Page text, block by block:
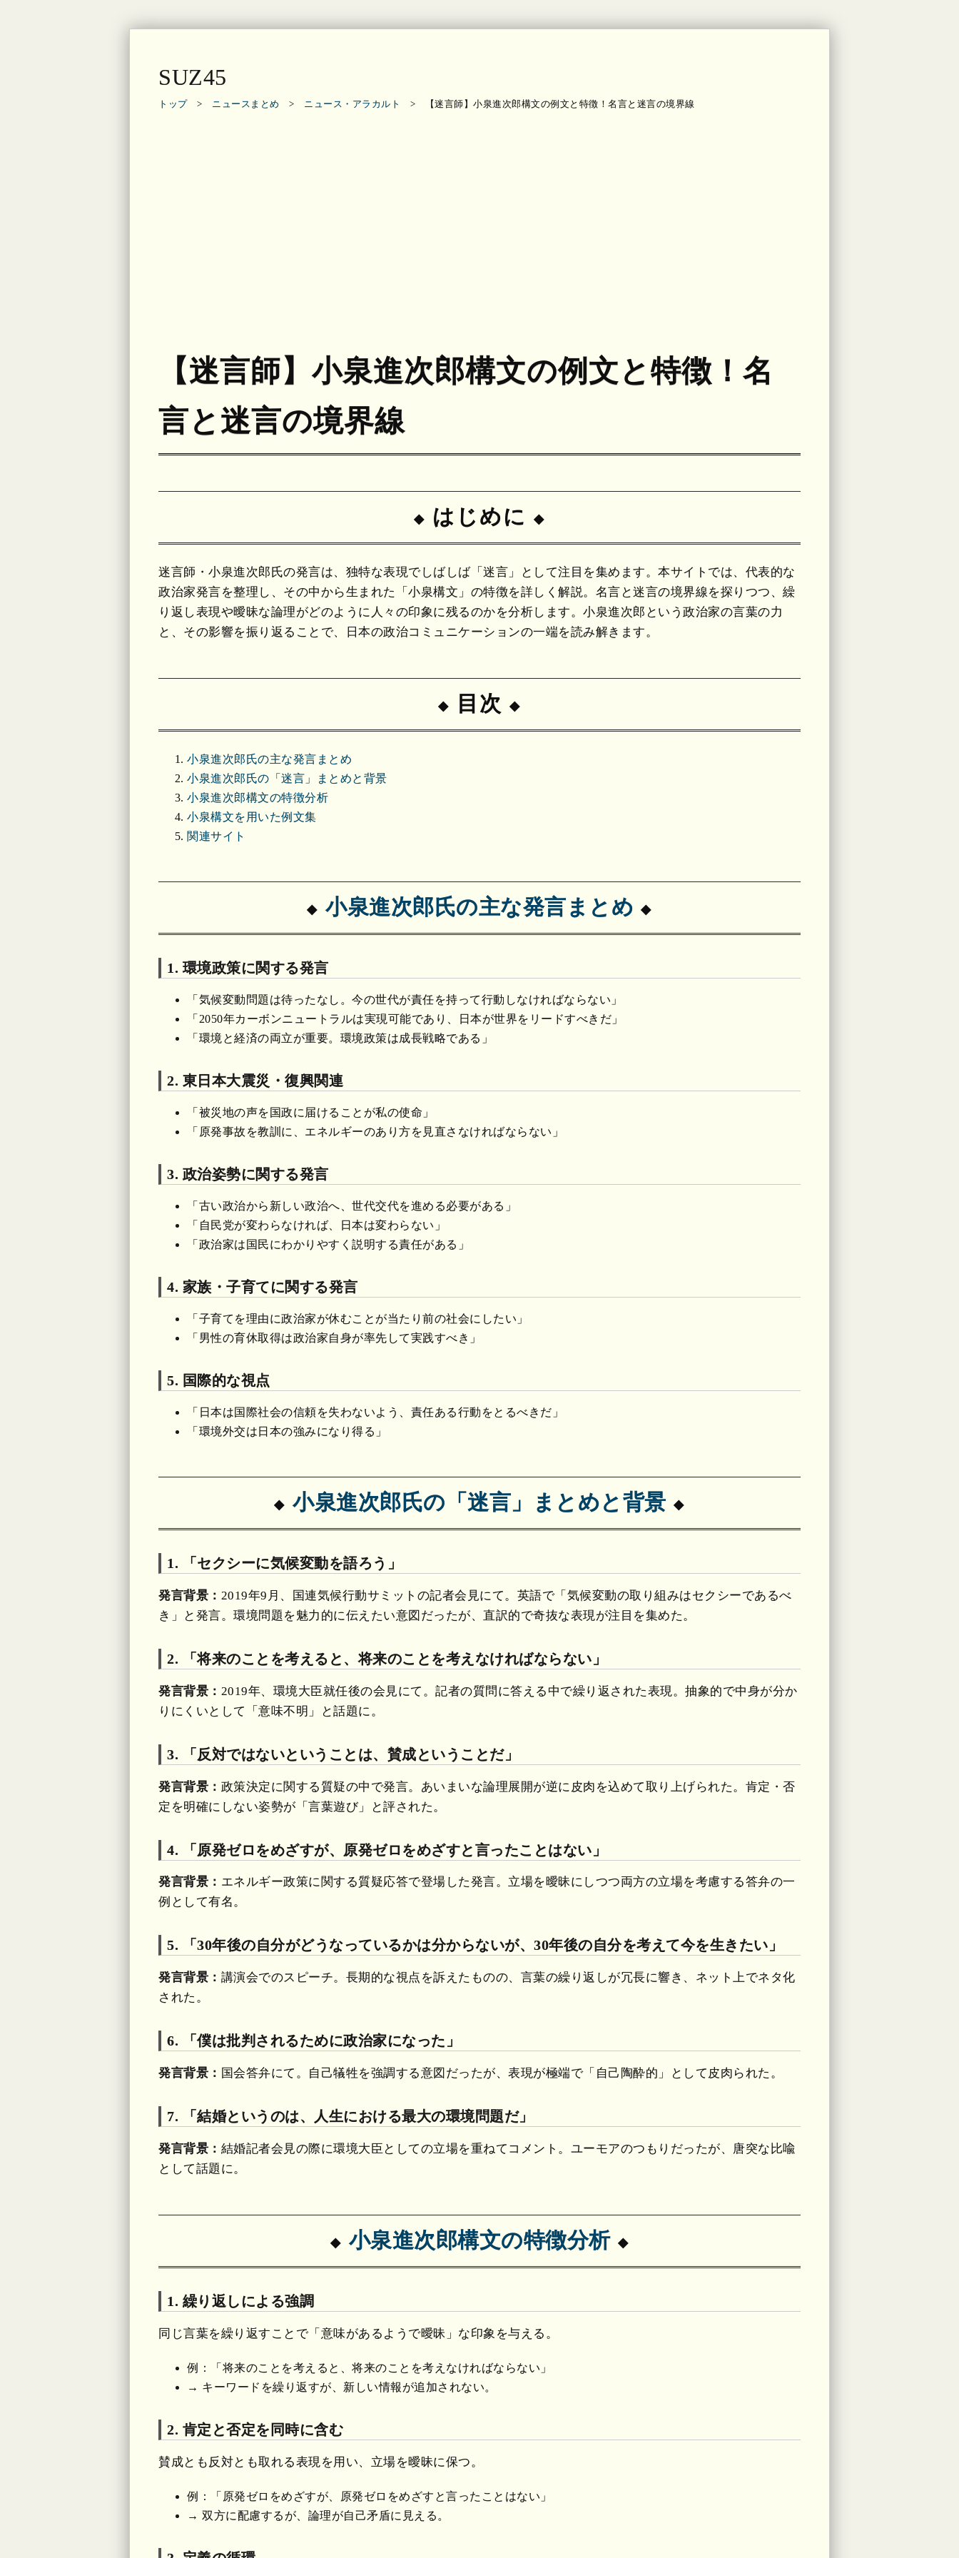
SUZ45
トップ> ニュースまとめ > ニュース・アラカルト > 【迷言師】小泉進次郎構文の例文と特徴！名言と迷言の境界線
【迷言師】小泉進次郎構文の例文と特徴！名
言と迷言の境界線
はじめに
迷言師・小泉進次郎氏の発言は、独特な表現でしばしば「迷言」として注目を集めます。本サイトでは、代表的な
政治家発言を整理し、その中から生まれた「小泉構文」の特徴を詳しく解説。名言と迷言の境界線を探りつつ、繰
り返し表現や曖昧な論理がどのように人々の印象に残るのかを分析します。小泉進次郎という政治家の言葉の力
と、その影響を振り返ることで、日本の政治コミュニケーションの一端を読み解きます。
目次
小泉進次郎氏の主な発言まとめ
小泉進次郎氏の「迷言」まとめと背景
小泉進次郎構文の特徴分析
小泉構文を用いた例文集
関連サイト
小泉進次郎氏の主な発言まとめ
1. 環境政策に関する発言
「気候変動問題は待ったなし。今の世代が責任を持って行動しなければならない」
「2050年カーボンニュートラルは実現可能であり、日本が世界をリードすべきだ」
「環境と経済の両立が重要。環境政策は成長戦略である」
2. 東日本大震災・復興関連
「被災地の声を国政に届けることが私の使命」
「原発事故を教訓に、エネルギーのあり方を見直さなければならない」
3. 政治姿勢に関する発言
「古い政治から新しい政治へ、世代交代を進める必要がある」
「自民党が変わらなければ、日本は変わらない」
「政治家は国民にわかりやすく説明する責任がある」
4. 家族・子育てに関する発言
「子育てを理由に政治家が休むことが当たり前の社会にしたい」
「男性の育休取得は政治家自身が率先して実践すべき」
5. 国際的な視点
「日本は国際社会の信頼を失わないよう、責任ある行動をとるべきだ」
「環境外交は日本の強みになり得る」
小泉進次郎氏の「迷言」まとめと背景
1. 「セクシーに気候変動を語ろう」
発言背景： 2019年9月、国連気候行動サミットの記者会見にて。英語で「気候変動の取り組みはセクシーであるべ
き」と発言。環境問題を魅力的に伝えたい意図だったが、直訳的で奇抜な表現が注目を集めた。
2. 「将来のことを考えると、将来のことを考えなければならない」
発言背景： 2019年、環境大臣就任後の会見にて。記者の質問に答える中で繰り返された表現。抽象的で中身が分か
りにくいとして「意味不明」と話題に。
3. 「反対ではないということは、賛成ということだ」
発言背景： 政策決定に関する質疑の中で発言。あいまいな論理展開が逆に皮肉を込めて取り上げられた。肯定・否
定を明確にしない姿勢が「言葉遊び」と評された。
4. 「原発ゼロをめざすが、原発ゼロをめざすと言ったことはない」
発言背景： エネルギー政策に関する質疑応答で登場した発言。立場を曖昧にしつつ両方の立場を考慮する答弁の一
例として有名。
5. 「30年後の自分がどうなっているかは分からないが、30年後の自分を考えて今を生きたい」
発言背景： 講演会でのスピーチ。長期的な視点を訴えたものの、言葉の繰り返しが冗長に響き、ネット上でネタ化
された。
6. 「僕は批判されるために政治家になった」
発言背景： 国会答弁にて。自己犠牲を強調する意図だったが、表現が極端で「自己陶酔的」として皮肉られた。
7. 「結婚というのは、人生における最大の環境問題だ」
発言背景： 結婚記者会見の際に環境大臣としての立場を重ねてコメント。ユーモアのつもりだったが、唐突な比喩
として話題に。
小泉進次郎構文の特徴分析
1. 繰り返しによる強調
同じ言葉を繰り返すことで「意味があるようで曖昧」な印象を与える。
例：「将来のことを考えると、将来のことを考えなければならない」
→ キーワードを繰り返すが、新しい情報が追加されない。
2. 肯定と否定を同時に含む
賛成とも反対とも取れる表現を用い、立場を曖昧に保つ。
例：「原発ゼロをめざすが、原発ゼロをめざすと言ったことはない」
→ 双方に配慮するが、論理が自己矛盾に見える。